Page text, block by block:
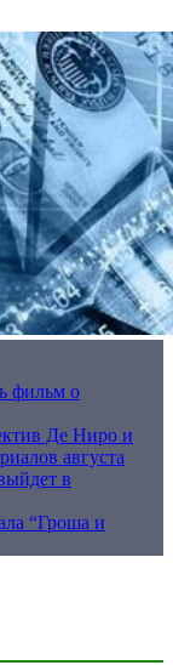
фильм о
Де Ниро и
августа
в
“Гроша и